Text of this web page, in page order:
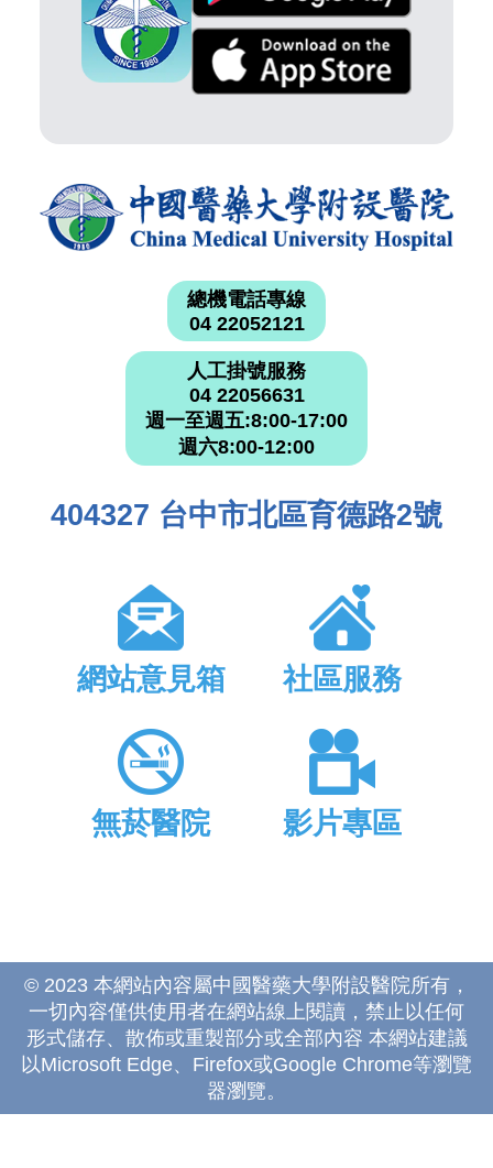
總機電話專線
04 22052121
人工掛號服務
04 22056631
週一至週五:8:00-17:00
週六8:00-12:00
404327 台中市北區育德路2號
網站意見箱 社區服務
無菸醫院 影片專區
© 2023 本網站內容屬中國醫藥大學附設醫院所有，
一切內容僅供使用者在網站線上閱讀，禁止以任何
形式儲存、散佈或重製部分或全部內容 本網站建議
以Microsoft Edge、Firefox或Google Chrome等瀏覽
器瀏覽。